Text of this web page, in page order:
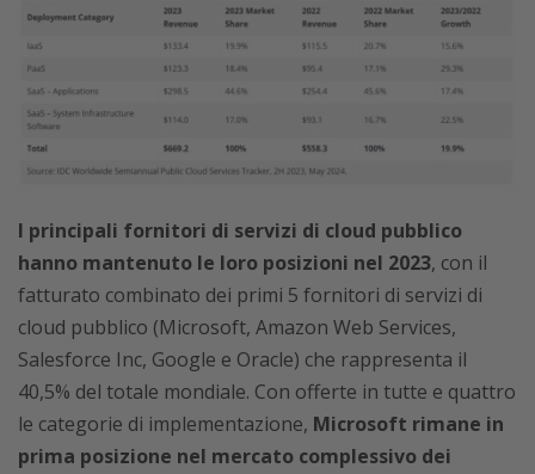
I principali fornitori di servizi di cloud pubblico
hanno mantenuto le loro posizioni nel 2023, con il
fatturato combinato dei primi 5 fornitori di servizi di
cloud pubblico (Microsoft, Amazon Web Services,
Salesforce Inc, Google e Oracle) che rappresenta il
40,5% del totale mondiale. Con offerte in tutte e quattro
le categorie di implementazione, Microsoft rimane in
prima posizione nel mercato complessivo dei